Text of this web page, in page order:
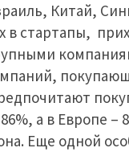
Китай,
в стартапы,
а в Европе
Еще одной